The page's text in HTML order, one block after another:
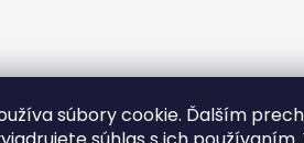
súbory cookie. Ďalším
V SPOLUPRÁCI S KVALITNYESHOP.SK